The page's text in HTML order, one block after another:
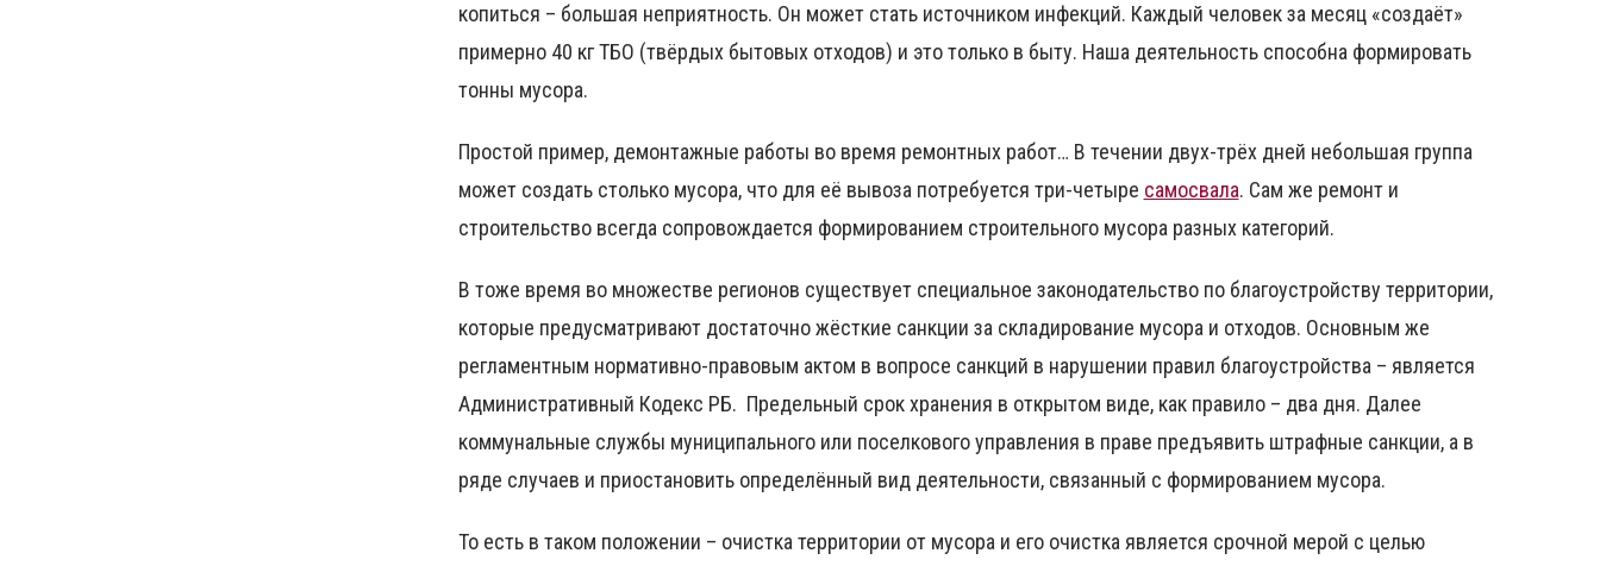
копиться – большая неприятность. Он может стать источником инфекций. Каждый человек за месяц «создаёт»
примерно 40 кг ТБО (твёрдых бытовых отходов) и это только в быту. Наша деятельность способна формировать
тонны мусора.
Простой пример, демонтажные работы во время ремонтных работ… В течении двух-трёх дней небольшая группа
может создать столько мусора, что для её вывоза потребуется три-четыре самосвала. Сам же ремонт и
строительство всегда сопровождается формированием строительного мусора разных категорий.
В тоже время во множестве регионов существует специальное законодательство по благоустройству территории,
которые предусматривают достаточно жёсткие санкции за складирование мусора и отходов. Основным же
регламентным нормативно-правовым актом в вопросе санкций в нарушении правил благоустройства – является
Административный Кодекс РБ. Предельный срок хранения в открытом виде, как правило – два дня. Далее
коммунальные службы муниципального или поселкового управления в праве предъявить штрафные санкции, а в
ряде случаев и приостановить определённый вид деятельности, связанный с формированием мусора.
То есть в таком положении – очистка территории от мусора и его очистка является срочной мерой с целью